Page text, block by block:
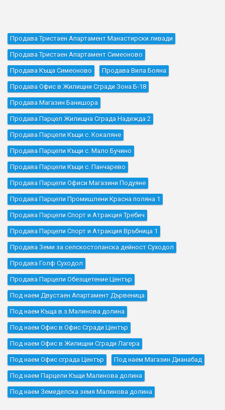
Продава Тристаен Апартамент Манастирски ливади
Продава Тристаен Апартамент Симеоново
Продава Къщa Симеоново Продава Вила Бояна
Продава Офис в Жилищни Сгради Зона Б-18
Продава Магазин Банишора
Продава Парцел Жилищна Сграда Надежда 2
Продава Парцели Къщи с. Кокаляне
Продава Парцели Къщи с. Мало Бучино
Продава Парцели Къщи с. Панчарево
Продава Парцели Офиси Магазини Подуяне
Продава Парцели Промишлени Красна поляна 1
Продава Парцели Спорт и Атракция Требич
Продава Парцели Спорт и Атракция Връбница 1
Продава Земи за селскостопанска дейност Суходол
Продава Голф Суходол
Продава Парцели Обезщетение Център
Под наем Двустаен Апартамент Дървеница
Под наем Къщa в.з.Малинова долина
Под наем Офис в Офис Сгради Център
Под наем Офис в Жилищни Сгради Лагера
Под наем Офис сграда Център Под наем Магазин Дианабад
Под наем Парцели Къщи Малинова долина
Под наем Земеделска земя Малинова долина